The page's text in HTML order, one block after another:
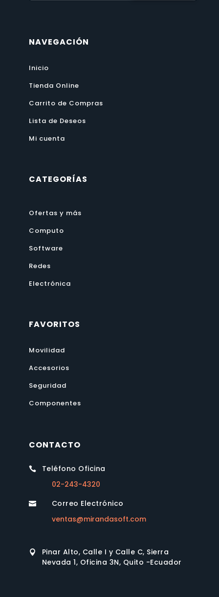
NAVEGACIÓN
Inicio
Tienda Online
Carrito de Compras
Lista de Deseos
Mi cuenta
CATEGORÍAS
Ofertas y más
Computo
Software
Redes
Electrónica
FAVORITOS
Movilidad
Accesorios
Seguridad
Componentes
CONTACTO

Teléfono Oficina
02-243-4320

Correo Electrónico
ventas@mirandasoft.com

Pinar Alto, Calle I y Calle C, Sierra
Nevada 1, Oficina 3N, Quito -Ecuador